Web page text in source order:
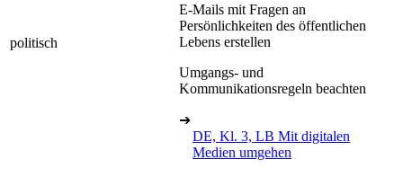
politisch
E-Mails mit Fragen an
Persönlichkeiten des öffentlichen
Lebens erstellen
Umgangs- und
Kommunikationsregeln beachten
➔
DE, Kl. 3, LB Mit digitalen
Medien umgehen